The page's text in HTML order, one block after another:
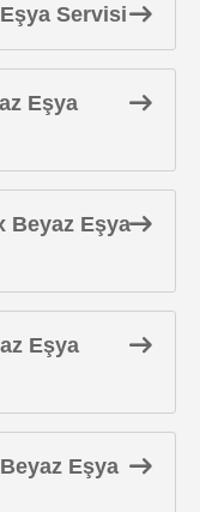
Servisi
Eşya
Beyaz Eşya
Eşya
Eşya